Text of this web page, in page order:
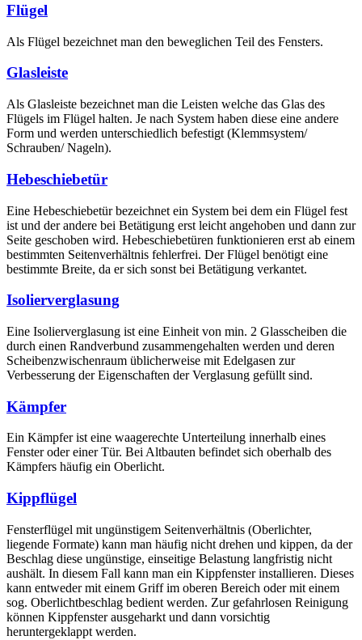
Flügel
Als Flügel bezeichnet man den beweglichen Teil des Fensters.
Glasleiste
Als Glasleiste bezeichnet man die Leisten welche das Glas des
Flügels im Flügel halten. Je nach System haben diese eine andere
Form und werden unterschiedlich befestigt (Klemmsystem/
Schrauben/ Nageln).
Hebeschiebetür
Eine Hebeschiebetür bezeichnet ein System bei dem ein Flügel fest
ist und der andere bei Betätigung erst leicht angehoben und dann zur
Seite geschoben wird. Hebeschiebetüren funktionieren erst ab einem
bestimmten Seitenverhältnis fehlerfrei. Der Flügel benötigt eine
bestimmte Breite, da er sich sonst bei Betätigung verkantet.
Isolierverglasung
Eine Isolierverglasung ist eine Einheit von min. 2 Glasscheiben die
durch einen Randverbund zusammengehalten werden und deren
Scheibenzwischenraum üblicherweise mit Edelgasen zur
Verbesserung der Eigenschaften der Verglasung gefüllt sind.
Kämpfer
Ein Kämpfer ist eine waagerechte Unterteilung innerhalb eines
Fenster oder einer Tür. Bei Altbauten befindet sich oberhalb des
Kämpfers häufig ein Oberlicht.
Kippflügel
Fensterflügel mit ungünstigem Seitenverhältnis (Oberlichter,
liegende Formate) kann man häufig nicht drehen und kippen, da der
Beschlag diese ungünstige, einseitige Belastung langfristig nicht
aushält. In diesem Fall kann man ein Kippfenster installieren. Dieses
kann entweder mit einem Griff im oberen Bereich oder mit einem
sog. Oberlichtbeschlag bedient werden. Zur gefahrlosen Reinigung
können Kippfenster ausgeharkt und dann vorsichtig
heruntergeklappt werden.